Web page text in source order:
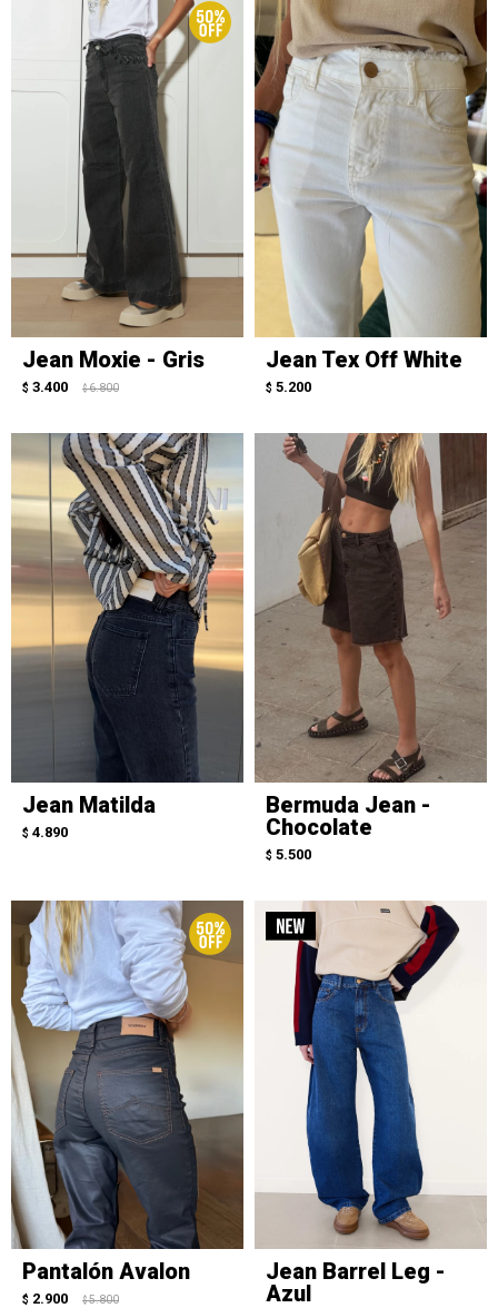
Jean Moxie - Gris
$ 3.400 $ 6.800
Jean Tex Off White
$ 5.200
Jean Matilda
$ 4.890
Bermuda Jean -
Chocolate
$ 5.500
Pantalón Avalon
$ 2.900 $ 5.800
Jean Barrel Leg -
Azul